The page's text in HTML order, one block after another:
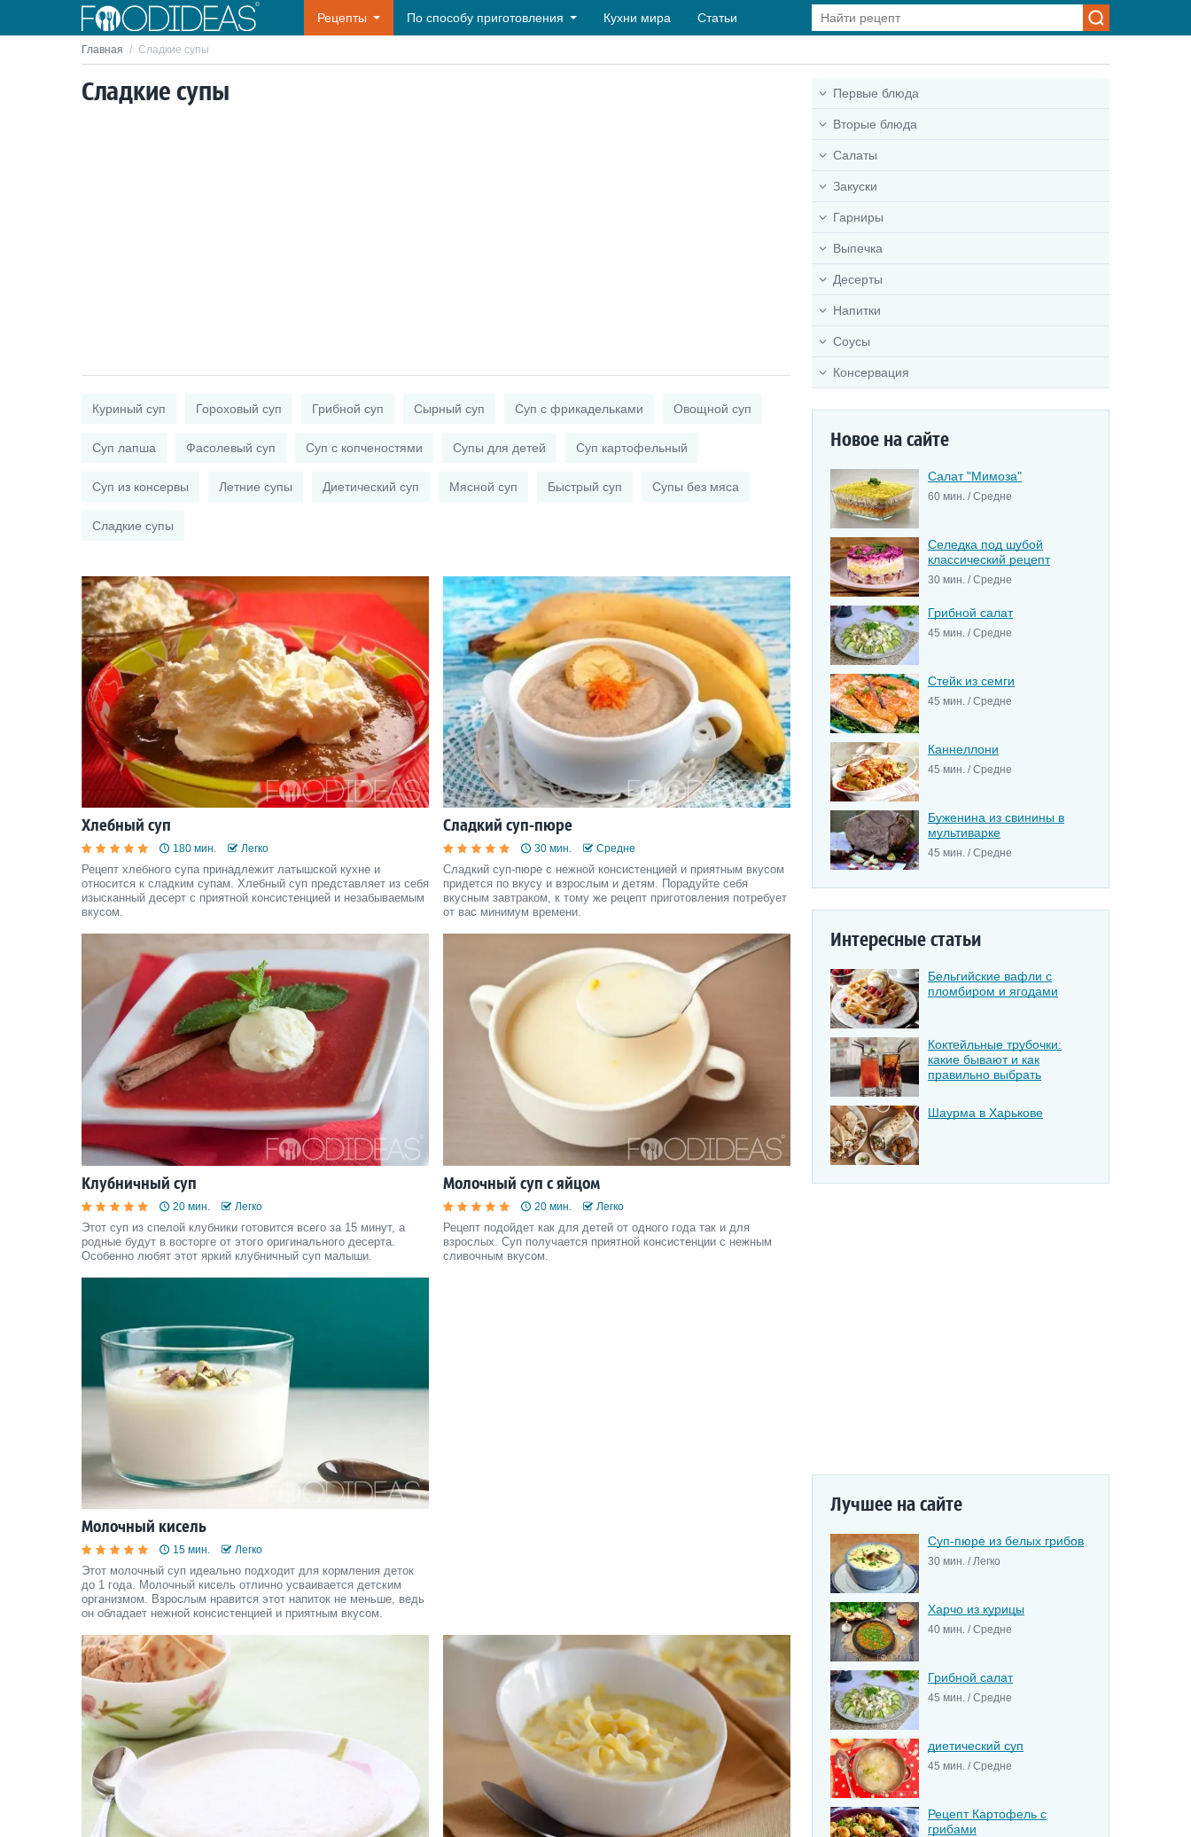
Рецепты По способу приготовления Кухни мира Статьи
Главная / Сладкие супы
Сладкие супы
Куриный суп Гороховый суп Грибной суп Сырный суп Суп с фрикадельками Овощной суп
Суп лапша Фасолевый суп Суп с копченостями Супы для детей Суп картофельный
Суп из консервы Летние супы Диетический суп Мясной суп Быстрый суп Супы без мяса
Сладкие супы
Хлебный суп
180 мин. Легко
Рецепт хлебного супа принадлежит латышской кухне и
относится к сладким супам. Хлебный суп представляет из себя
изысканный десерт с приятной консистенцией и незабываемым
вкусом.
Сладкий суп-пюре
30 мин. Средне
Сладкий суп-пюре с нежной консистенцией и приятным вкусом
придется по вкусу и взрослым и детям. Порадуйте себя
вкусным завтраком, к тому же рецепт приготовления потребует
от вас минимум времени.
Клубничный суп
20 мин. Легко
Этот суп из спелой клубники готовится всего за 15 минут, а
родные будут в восторге от этого оригинального десерта.
Особенно любят этот яркий клубничный суп малыши.
Молочный суп с яйцом
20 мин. Легко
Рецепт подойдет как для детей от одного года так и для
взрослых. Суп получается приятной консистенции с нежным
сливочным вкусом.
Молочный кисель
15 мин. Легко
Этот молочный суп идеально подходит для кормления деток
до 1 года. Молочный кисель отлично усваивается детским
организмом. Взрослым нравится этот напиток не меньше, ведь
он обладает нежной консистенцией и приятным вкусом.
Первые блюда
Вторые блюда
Салаты
Закуски
Гарниры
Выпечка
Десерты
Напитки
Соусы
Консервация
Новое на сайте
Салат "Мимоза"
60 мин. / Средне
Селедка под шубой
классический рецепт
30 мин. / Средне
Грибной салат
45 мин. / Средне
Стейк из семги
45 мин. / Средне
Каннеллони
45 мин. / Средне
Буженина из свинины в
мультиварке
45 мин. / Средне
Интересные статьи
Бельгийские вафли с
пломбиром и ягодами
Коктейльные трубочки:
какие бывают и как
правильно выбрать
Шаурма в Харькове
Лучшее на сайте
Суп-пюре из белых грибов
30 мин. / Легко
Харчо из курицы
40 мин. / Средне
Грибной салат
45 мин. / Средне
диетический суп
45 мин. / Средне
Рецепт Картофель с
грибами